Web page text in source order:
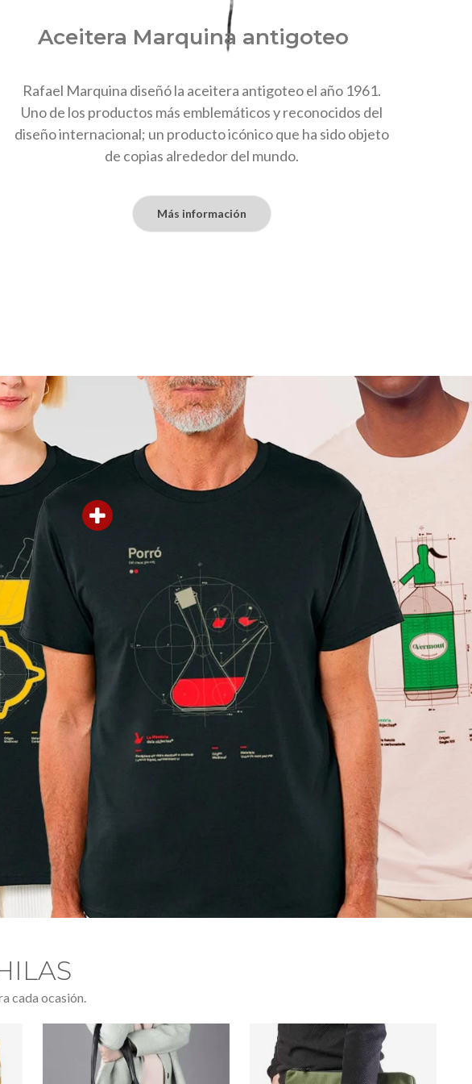
Aceitera Marquina antigoteo
Rafael Marquina diseñó la aceitera antigoteo el año 1961.
Uno de los productos más emblemáticos y reconocidos del
diseño internacional; un producto icónico que ha sido objeto
de copias alrededor del mundo.
Más información
cada ocasión.